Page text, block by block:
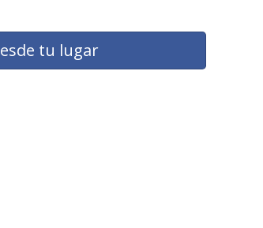
tu lugar